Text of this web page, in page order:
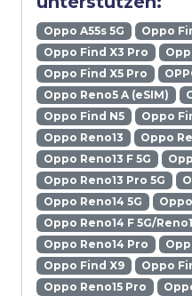
Oppo A55s 5G
Oppo
Oppo Find X3 Pro
Oppo Find X5 Pro
Oppo Reno5 A (eSIM)
Oppo Find N5
Oppo
Oppo Reno13
Oppo
Oppo Reno13 F 5G
Oppo Reno13 Pro 5G
Oppo Reno14 5G
Oppo Reno14 F 5G/
Oppo Reno14 Pro
Oppo Find X9
Oppo
Oppo Reno15 Pro